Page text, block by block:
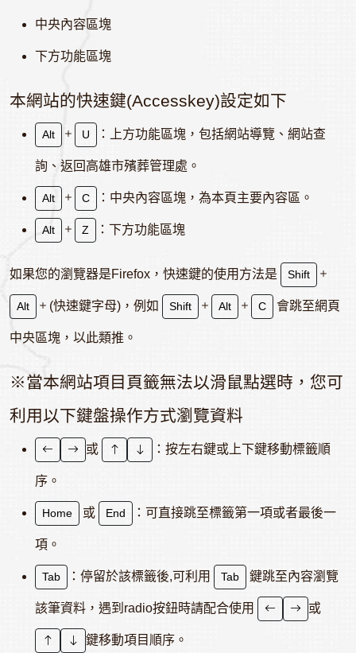
中央內容區塊
下方功能區塊
本網站的快速鍵(Accesskey)設定如下
Alt U ：上方功能區塊，包括網站導覽、網站查
詢、返回高雄市殯葬管理處。
Alt C ：中央內容區塊，為本頁主要內容區。
Alt Z ：下方功能區塊
如果您的瀏覽器是Firefox，快速鍵的使用方法是 Shift
Alt (快速鍵字母)，例如 Shift Alt C 會跳至網頁
中央區塊，以此類推。
※當本網站項目頁籤無法以滑鼠點選時，您可
利用以下鍵盤操作方式瀏覽資料
或 ：按左右鍵或上下鍵移動標籤順
序。
Home 或 End ：可直接跳至標籤第一項或者最後一
項。
Tab ：停留於該標籤後,可利用 Tab 鍵跳至內容瀏覽
該筆資料，遇到radio按鈕時請配合使用 或
鍵移動項目順序。